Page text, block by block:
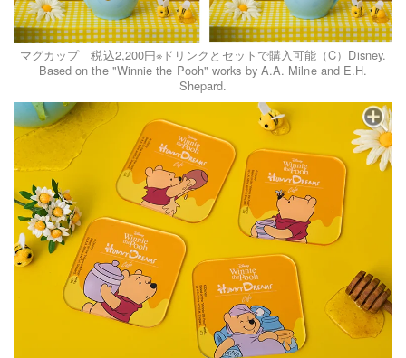
マグカップ 税込2,200円※ドリンクとセットで購入可能（C）Disney.
Based on the "Winnie the Pooh" works by A.A. Milne and E.H.
Shepard.